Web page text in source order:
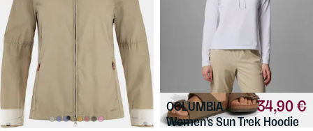
34,90 €
COLUMBIA
Women's Sun Trek Hoodie